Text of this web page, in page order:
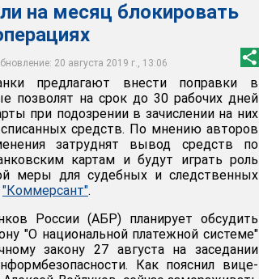
на месяц блокировать
20 августа 2019 г., 13:06
в законы, которые позволят на срок
в зачислении на них
сейчас замораживать деньги
но чаще всего клиент
с его счета
предлагают внести поправки в
позволят на срок до 30 рабочих дней
при подозрении в зачислении на них
средств. По мнению авторов
затруднят вывод средств по
картам и будут играть роль
меры для судебных и следственных
"Коммерсант".
России (АБР) планирует обсудить
"О национальной платежной системе"
закону 27 августа на заседании
Как пояснил вице-